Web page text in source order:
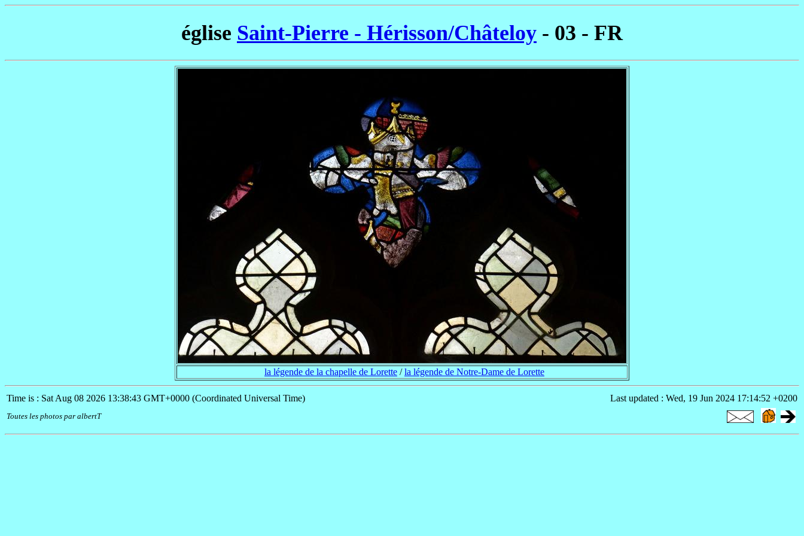
église Saint-Pierre - Hérisson/Châteloy - 03 - FR
la légende de la chapelle de Lorette /la légende de Notre-Dame de Lorette
Time is : Sat Aug 08 2026 13:38:43 GMT+0000 (Coordinated Universal Time) Last updated : Wed, 19 Jun 2024 17:14:52 +0200
Toutes les photos par albertT